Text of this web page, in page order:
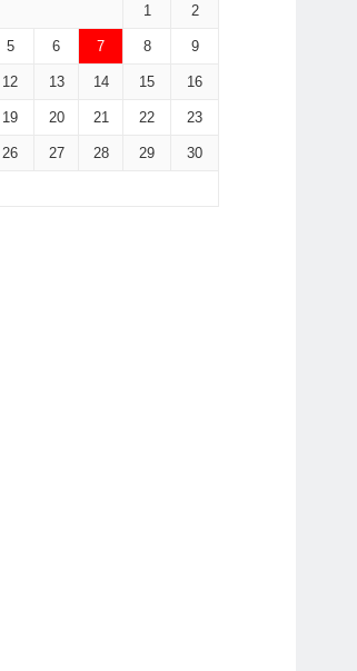
1 2
5 6 7 8 9
12 13 14 15 16
19 20 21 22 23
26 27 28 29 30